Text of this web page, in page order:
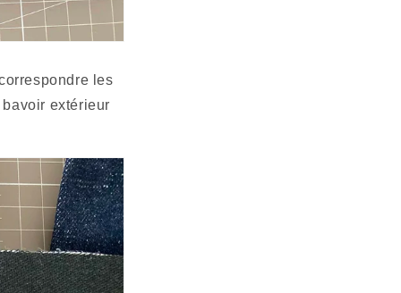
extérieur